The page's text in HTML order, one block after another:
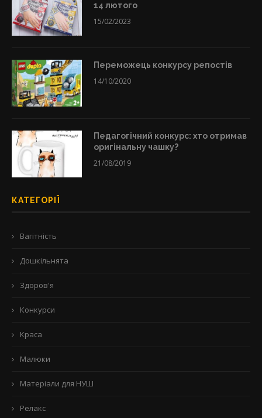
14 лютого
15/02/2023
Переможець конкурсу репостів
14/10/2020
Педагогічний конкурс: хто отримав
оригінальну чашку?
21/08/2019
КАТЕГОРІЇ
Вагітність
Дошкільнята
Здоров'я
Конкурси
Краса
Малюки
Матеріали для НУШ
Релакс